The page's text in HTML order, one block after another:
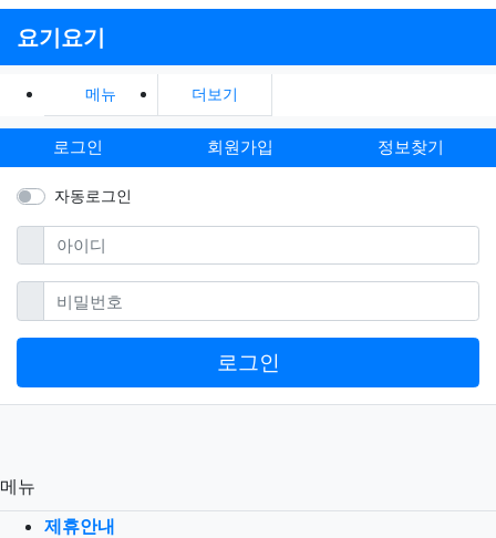
요기요기
메뉴 더보기
로그인 회원가입 정보찾기
자동로그인
아이디필수
비밀번호필수
로그인
메뉴
제휴안내